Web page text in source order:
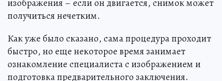
изображения – если он двигается, снимок может
получиться нечетким.
Как уже было сказано, сама процедура проходит
быстро, но еще некоторое время занимает
ознакомление специалиста с изображением и
подготовка предварительного заключения.